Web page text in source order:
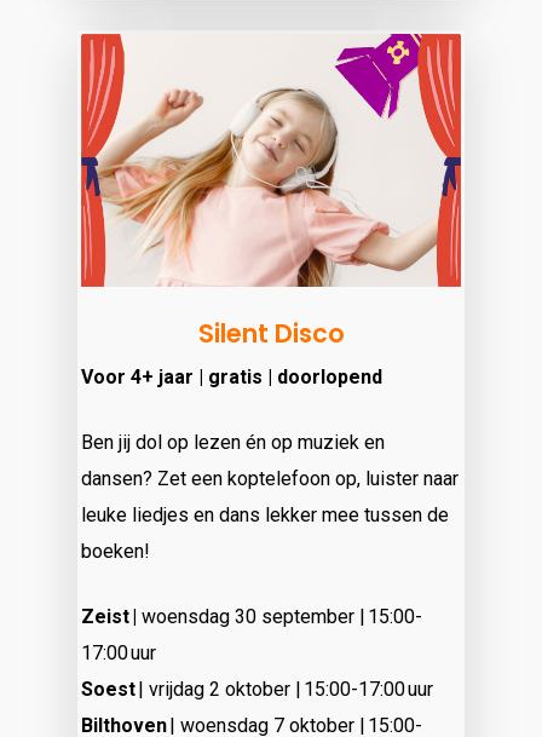
Silent Disco
Voor 4+ jaar | gratis | doorlopend
Ben jij dol op lezen én op muziek en
dansen? Zet een koptelefoon op, luister naar
leuke liedjes en dans lekker mee tussen de
boeken!
Zeist |woensdag 30 september | 15:00-
17:00 uur
Soest| vrijdag 2 oktober | 15:00-17:00 uur
Bilthoven| woensdag 7 oktober | 15:00-